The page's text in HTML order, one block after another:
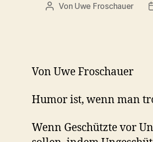
Beitragsautor
Von Uwe Froschauer
Von Uwe Froschauer
Humor ist, wenn man
Wenn Geschützte vor